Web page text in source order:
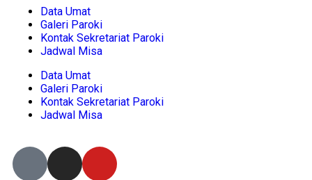
Data Umat
Galeri Paroki
Kontak Sekretariat Paroki
Jadwal Misa
Data Umat
Galeri Paroki
Kontak Sekretariat Paroki
Jadwal Misa